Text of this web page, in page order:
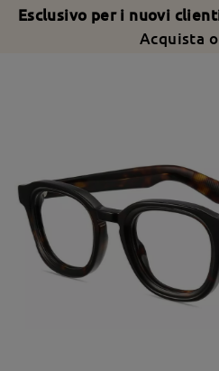
Esclusivo per i nuovi
Acquista